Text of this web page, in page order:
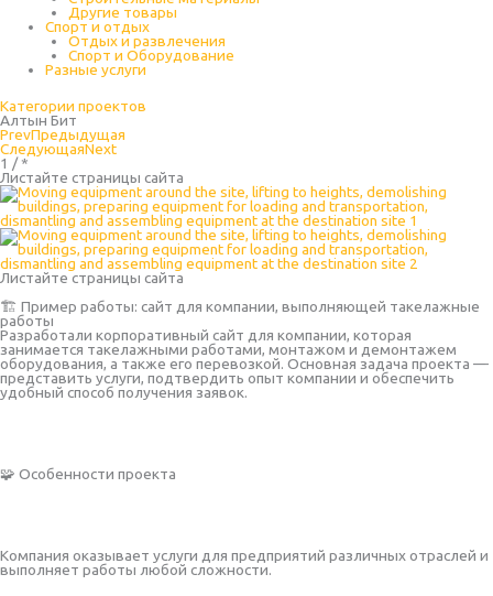
Другие товары
Спорт и отдых
Отдых и развлечения
Спорт и Оборудование
Разные услуги
Категории проектов
Алтын Бит
PrevПредыдущая
СледующаяNext
1 / *
Листайте страницы сайта
Листайте страницы сайта
🏗 Пример работы: сайт для компании, выполняющей такелажные
работы
Разработали корпоративный сайт для компании, которая
занимается такелажными работами, монтажом и демонтажем
оборудования, а также его перевозкой. Основная задача проекта —
представить услуги, подтвердить опыт компании и обеспечить
удобный способ получения заявок.
🧩 Особенности проекта
Компания оказывает услуги для предприятий различных отраслей и
выполняет работы любой сложности.